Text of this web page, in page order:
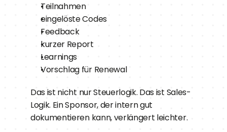
Teilnahmen
eingelöste Codes
Feedback
kurzer Report
Learnings
Vorschlag für Renewal
Das ist nicht nur Steuerlogik. Das ist Sales-
Logik. Ein Sponsor, der intern gut
dokumentieren kann, verlängert leichter.